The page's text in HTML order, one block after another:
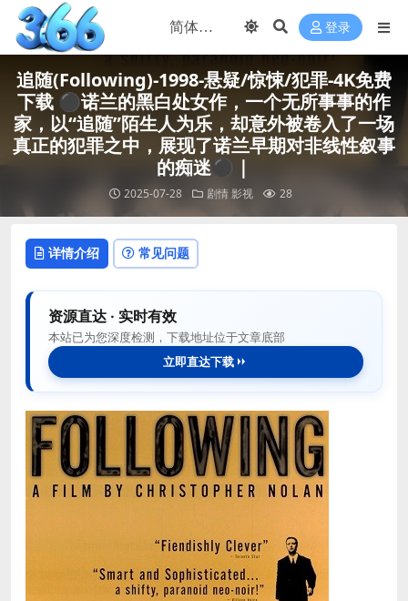
登录
追随(Following)-1998-悬疑/惊悚/犯罪-4K免费
下载 ⚫️诺兰的黑白处女作，一个无所事事的作
家，以“追随”陌生人为乐，却意外被卷入了一场
真正的犯罪之中，展现了诺兰早期对非线性叙事
的痴迷⚫️｜
2025-07-28 剧情 影视 28
详情介绍 常见问题
资源直达 · 实时有效
本站已为您深度检测，下载地址位于文章底部
立即直达下载